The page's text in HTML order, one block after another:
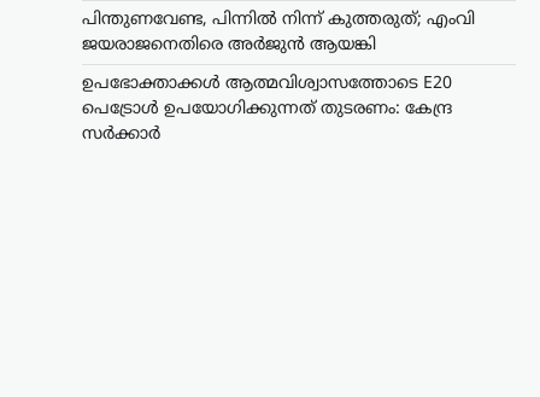
പിന്തുണവേണ്ട, പിന്നില്‍ നിന്ന് കുത്തരുത്; എംവി
ജയരാജനെതിരെ അര്‍ജുന്‍ ആയങ്കി
ഉപഭോക്താക്കൾ ആത്മവിശ്വാസത്തോടെ E20
പെട്രോൾ ഉപയോഗിക്കുന്നത് തുടരണം: കേന്ദ്ര
സർക്കാർ